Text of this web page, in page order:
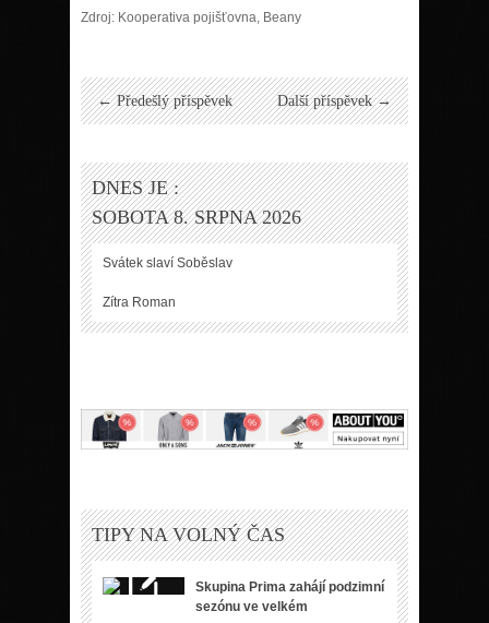
Zdroj: Kooperativa pojišťovna, Beany
← Předešlý příspěvek Další příspěvek →
DNES JE :
SOBOTA 8. SRPNA 2026
Svátek slaví Soběslav
Zítra Roman
TIPY NA VOLNÝ ČAS
Skupina Prima zahájí podzimní
sezónu ve velkém